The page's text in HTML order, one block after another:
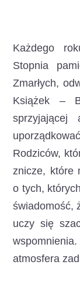
Każdego
Stopnia
Zmarłych,
Książek –
sprzyjającej
Rodziców,
znicze, które
o tych,
świadomość,
uczy się
atmosfera